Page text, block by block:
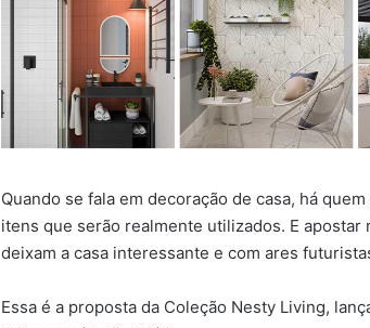
Quando se fala em decoração de casa, há
itens que serão realmente utilizados. E
deixam a casa interessante e com ares
Essa é a proposta da Coleção Nesty Living,